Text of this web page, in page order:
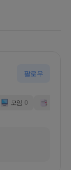
팔로우
모임 0